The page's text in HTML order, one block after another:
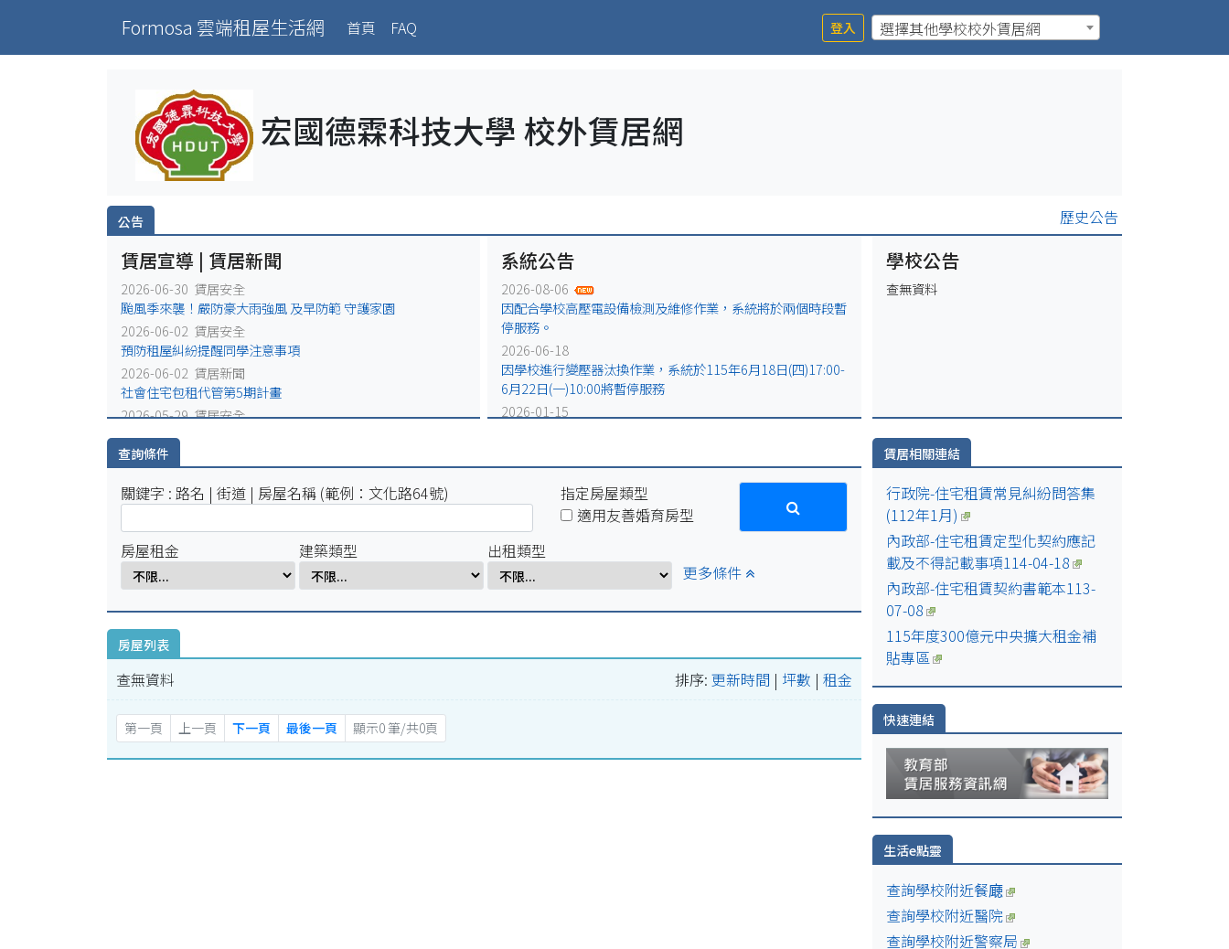
Formosa 雲端租屋生活網 首頁 (current)
FAQ 登入 選擇其他學校校外賃居網
宏國德霖科技大學 校外賃居網
公告 歷史公告
賃居宣導 | 賃居新聞
2026-06-30 賃居安全
颱風季來襲！嚴防豪大雨強風 及早防範 守護家園
2026-06-02 賃居安全
預防租屋糾紛提醒同學注意事項
2026-06-02 賃居新聞
社會住宅包租代管第5期計畫
2026-05-29 賃居安全
火災避難，千萬別躲浴室廁所!
2026-05-25 賃居安全
2026-05-18 賃居新聞
系統公告
2026-08-06
因配合學校高壓電設備檢測及維修作業，系統將於兩個時段暫
停服務。
2026-06-18
因學校進行變壓器汰換作業，系統於115年6月18日(四)17:00-
6月22日(一)10:00將暫停服務
2026-01-15
2025-12-31
因配合學校電力設備緊急維修作業，系統於115年1月2日
(五)17:00-1月5日(一)10:00將暫停服務。
2025-07-29
因配合學校例行性停電作業，系統於114年8月15日(五)16:00-
8月18日(一)10:00將暫停服務。
2025-04-01
因配合學校電氣設備檢修作業，系統於114年4月1日
學校公告
查無資料
查詢條件
關鍵字 : 路名 | 街道 | 房屋名稱 (範例：文化路64號)
指定房屋類型
適用友善婚育房型
房屋租金
建築類型
出租類型
更多條件
房屋列表
查無資料 排序: 更新時間 | 坪數 | 租金
第一頁 上一頁 下一頁 最後一頁 顯示0 筆/共0頁
賃居相關連結
行政院-住宅租賃常見糾紛問答集
(112年1月)
內政部-住宅租賃定型化契約應記
載及不得記載事項114-04-18
內政部-住宅租賃契約書範本113-
07-08
115年度300億元中央擴大租金補
貼專區
快速連結
生活e點靈
查詢學校附近餐廰
查詢學校附近醫院
查詢學校附近警察局